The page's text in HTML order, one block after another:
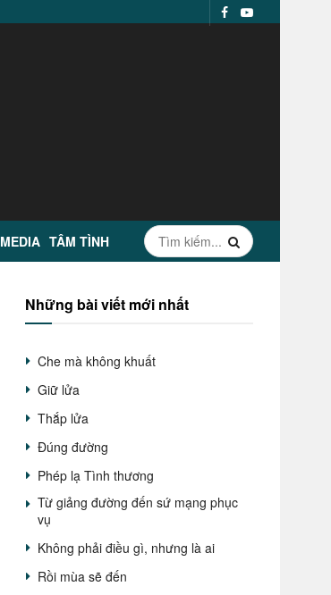
MEDIA TÂM TÌNH
Những bài viết mới nhất
Che mà không khuất
Giữ lửa
Thắp lửa
Đúng đường
Phép lạ Tình thương
Từ giảng đường đến sứ mạng phục
vụ
Không phải điều gì, nhưng là ai
Rồi mùa sẽ đến